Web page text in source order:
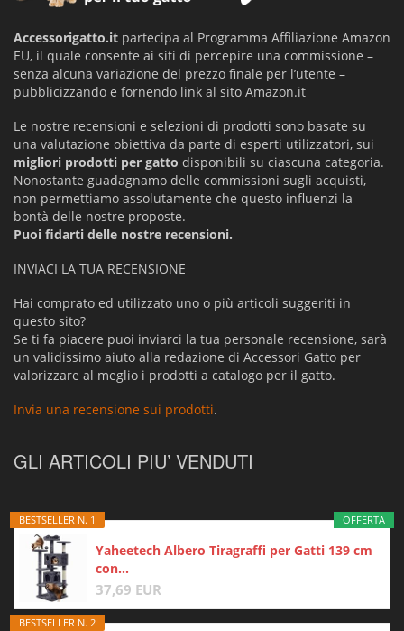
Accessorigatto.it partecipa al Programma Affiliazione Amazon
EU, il quale consente ai siti di percepire una commissione –
senza alcuna variazione del prezzo finale per l’utente –
pubblicizzando e fornendo link al sito Amazon.it
Le nostre recensioni e selezioni di prodotti sono basate su
una valutazione obiettiva da parte di esperti utilizzatori, sui
migliori prodotti per gatto disponibili su ciascuna categoria.
Nonostante guadagnamo delle commissioni sugli acquisti,
non permettiamo assolutamente che questo influenzi la
bontà delle nostre proposte.
Puoi fidarti delle nostre recensioni.
INVIACI LA TUA RECENSIONE
Hai comprato ed utilizzato uno o più articoli suggeriti in
questo sito?
Se ti fa piacere puoi inviarci la tua personale recensione, sarà
un validissimo aiuto alla redazione di Accessori Gatto per
valorizzare al meglio i prodotti a catalogo per il gatto.
Invia una recensione sui prodotti.
GLI ARTICOLI PIU’ VENDUTI
OFFERTA
BESTSELLER N. 1
Yaheetech Albero Tiragraffi per Gatti 139 cm
con...
37,69 EUR
BESTSELLER N. 2